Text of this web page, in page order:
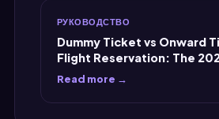
РУКОВОДСТВО
Dummy Ticket vs Onward
Flight Reservation: The
Read more →